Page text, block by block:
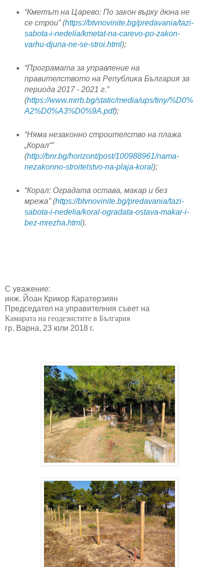
“Кметът на Царево: По закон върху дюна не
се строи” (https://btvnovinite.bg/predavania/tazi-
sabota-i-nedelia/kmetat-na-carevo-po-zakon-
varhu-djuna-ne-se-stroi.html);
“Програмата за управление на
правителството на Република България за
периода 2017 - 2021 г.”
(https://www.mrrb.bg/static/media/ups/tiny/%D0%
A2%D0%A3%D0%9A.pdf);
“Няма незаконно строителство на плажа
„Корал“”
(http://bnr.bg/horizont/post/100988961/nama-
nezakonno-stroitelstvo-na-plaja-koral);
“Корал: Оградата остава, макар и без
мрежа” (https://btvnovinite.bg/predavania/tazi-
sabota-i-nedelia/koral-ogradata-ostava-makar-i-
bez-mrezha.html).
С уважение:
инж. Йоан Крикор Каратерзиян
Председател на управителния съвет на
Камарата на геодезистите в България
гр. Варна, 23 юли 2018 г.